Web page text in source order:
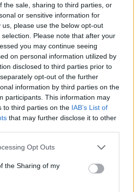
the sale, sharing to third parties, or
or sensitive information for
please use the below opt-out
Please note that after your
you may continue seeing
on personal information utilized by
disclosed to third parties prior to
opt-out of the further
information by third parties on the
participants. This information may
to third parties on the IAB’s List of
that may further disclose it to other
Opt Outs
the Sharing of my
συναλλαγών για διαδικτυακά
Γερμανία για να αποφύγουν πιθανές
θησαυρός των πυραμίδων δεν είναι μια
Κερδίστε με τις αγαπημένες σας
καταθεση: Grand hotel καζινο
2026 πρέπει να στοιχηματίσετε το
κατάθεσης 40 φορές, θα επισημανθεί
αυτών των καζίνο.
Για High Rollers
στην καρτέλα καταθέσεις από το μενού
σας επιλογή πληρωμής. Η μεγαλύτερη
είναι περίπου 48 φορές το στοίχημά μας
– 16 φορές το στοίχημά μας να
επιτρέπει στους παίκτες να παίζουν